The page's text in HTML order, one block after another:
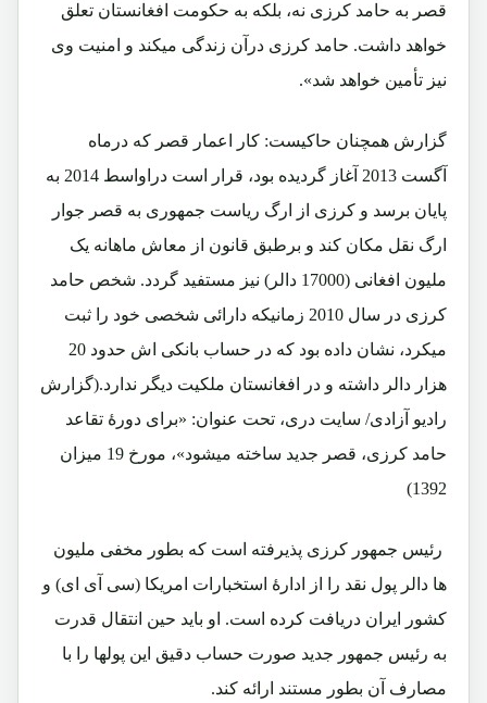
قصر به حامد کرزی نه، بلکه به حکومت افغانستان تعلق
خواهد داشت. حامد کرزی درآن زندگی میکند و امنیت وی
نیز تأمین خواهد شد».
گزارش همچنان حاکیست: کار اعمار قصر که درماه
آگست 2013 آغاز گردیده بود، قرار است دراواسط 2014 به
پایان برسد و کرزی از ارگ ریاست جمهوری به قصر جوار
ارگ نقل مکان کند و برطبق قانون از معاش ماهانه یک
ملیون افغانی (17000 دالر) نیز مستفید گردد. شخص حامد
کرزی در سال 2010 زمانیکه دارائی شخصی خود را ثبت
میکرد، نشان داده بود که در حساب بانکی اش حدود 20
هزار دالر داشته و در افغانستان ملکیت دیگر ندارد.(گزارش
رادیو آزادی/ سایت دری، تحت عنوان: «برای دورۀ تقاعد
حامد کرزی، قصر جدید ساخته میشود»، مورخ 19 میزان
1392)
رئیس جمهور کرزی پذیرفته است که بطور مخفی ملیون
ها دالر پول نقد را از ادارۀ استخبارات امریکا (سی آی ای) و
کشور ایران دریافت کرده است. او باید حین انتقال قدرت
به رئیس جمهور جدید صورت حساب دقیق این پولها را با
مصارف آن بطور مستند ارائه کند.